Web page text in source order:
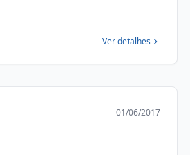
Ver detalhes
01/06/2017